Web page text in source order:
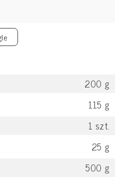
200 g
115 g
1 szt.
25 g
500 g